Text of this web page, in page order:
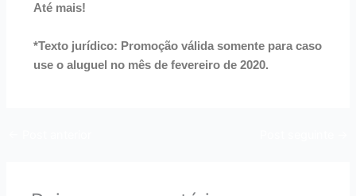
Até mais!
*Texto jurídico: Promoção válida somente para caso
use o aluguel no mês de fevereiro de 2020.